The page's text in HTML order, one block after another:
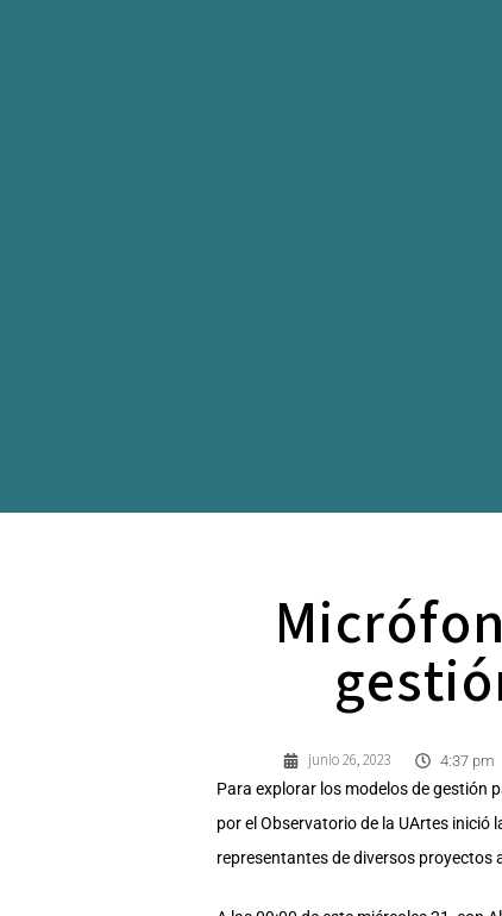
junio 26, 2023 4:37 pm
Para explorar los modelos de gestión
por el Observatorio de la UArtes
representantes de diversos proyectos